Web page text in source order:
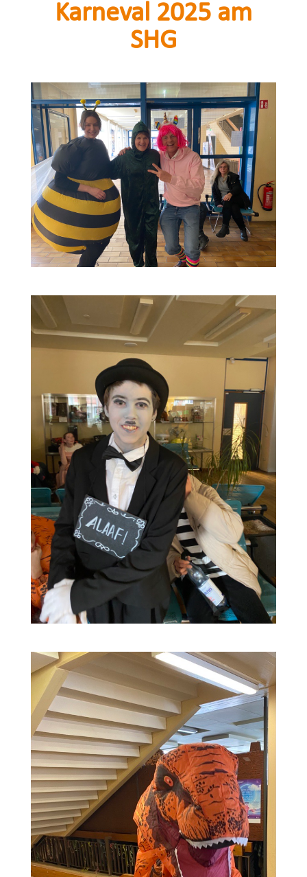
Karneval 2025 am
SHG